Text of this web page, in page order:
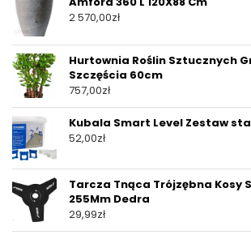
2 570,00zł
Hurtownia Roślin Sztucznych
Szczęścia 60cm
757,00zł
Kubala Smart Level Zestaw
52,00zł
Tarcza Tnąca Trójzębna Kosy
255Mm Dedra
29,99zł